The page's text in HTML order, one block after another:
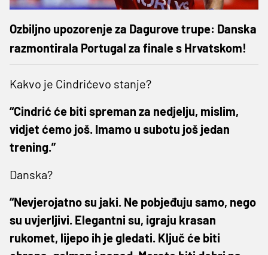
Ozbiljno upozorenje za Dagurove trupe: Danska
razmontirala Portugal za finale s Hrvatskom!
Kakvo je Cindrićevo stanje?
“Cindrić će biti spreman za nedjelju, mislim,
vidjet ćemo još. Imamo u subotu još jedan
trening.”
Danska?
“Nevjerojatno su jaki. Ne pobjeđuju samo, nego
su uvjerljivi. Elegantni su, igraju krasan
rukomet, lijepo ih je gledati. Ključ će biti